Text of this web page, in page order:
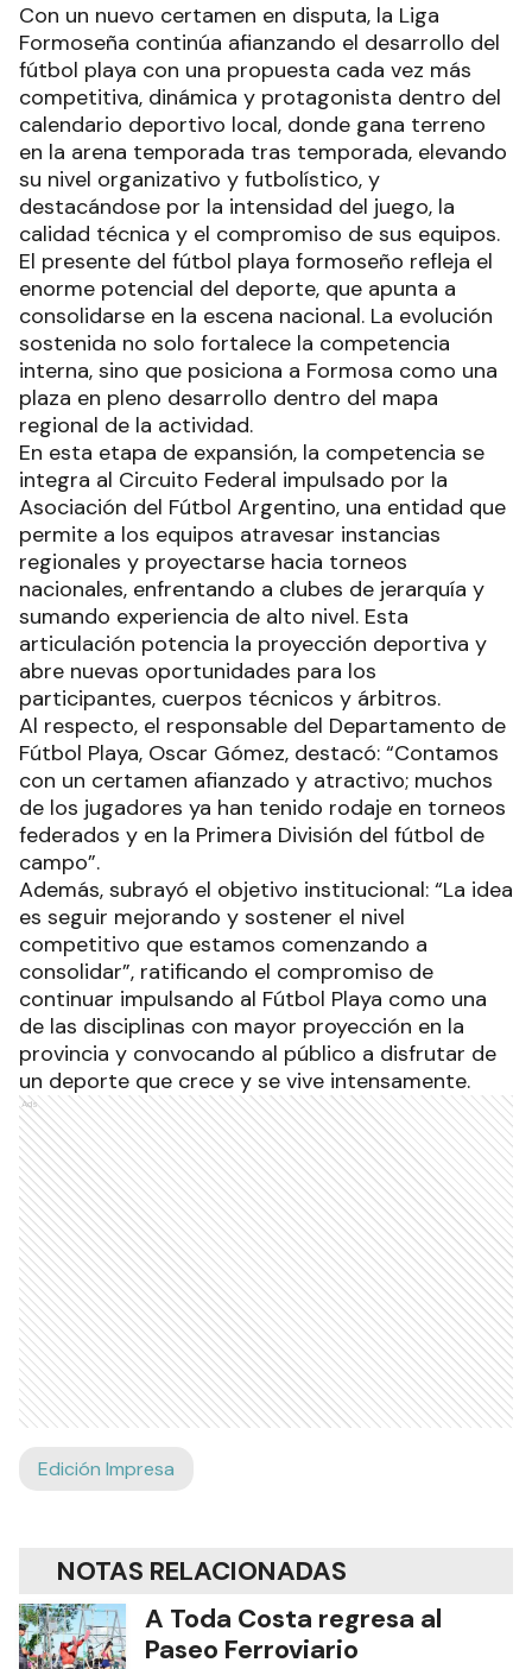
Con un nuevo certamen en disputa, la Liga
Formoseña continúa afianzando el desarrollo del
fútbol playa con una propuesta cada vez más
competitiva, dinámica y protagonista dentro del
calendario deportivo local, donde gana terreno
en la arena temporada tras temporada, elevando
su nivel organizativo y futbolístico, y
destacándose por la intensidad del juego, la
calidad técnica y el compromiso de sus equipos.
El presente del fútbol playa formoseño refleja el
enorme potencial del deporte, que apunta a
consolidarse en la escena nacional. La evolución
sostenida no solo fortalece la competencia
interna, sino que posiciona a Formosa como una
plaza en pleno desarrollo dentro del mapa
regional de la actividad.
En esta etapa de expansión, la competencia se
integra al Circuito Federal impulsado por la
Asociación del Fútbol Argentino, una entidad que
permite a los equipos atravesar instancias
regionales y proyectarse hacia torneos
nacionales, enfrentando a clubes de jerarquía y
sumando experiencia de alto nivel. Esta
articulación potencia la proyección deportiva y
abre nuevas oportunidades para los
participantes, cuerpos técnicos y árbitros.
Al respecto, el responsable del Departamento de
Fútbol Playa, Oscar Gómez, destacó: “Contamos
con un certamen afianzado y atractivo; muchos
de los jugadores ya han tenido rodaje en torneos
federados y en la Primera División del fútbol de
campo”.
Además, subrayó el objetivo institucional: “La idea
es seguir mejorando y sostener el nivel
competitivo que estamos comenzando a
consolidar”, ratificando el compromiso de
continuar impulsando al Fútbol Playa como una
de las disciplinas con mayor proyección en la
provincia y convocando al público a disfrutar de
un deporte que crece y se vive intensamente.
Ads
Edición Impresa
NOTAS RELACIONADAS
A Toda Costa regresa al
Paseo Ferroviario